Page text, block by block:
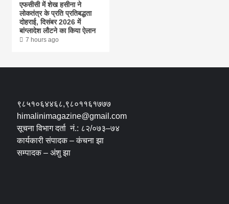
एफसीसी में शेख हसीना ने
लोकतंत्र के प्रति प्रतिबद्धता
दोहराई, दिसंबर 2026 में
बांग्लादेश लौटने का किया ऐलान
7 hours ago
९८५१०६४४६८,९८०११६१७७७
himalinimagazine@gmail.com
सूचना विभाग दर्ता नं.: ८२/०७३–७४
कार्यकारी संपादक – कंचना झा
सम्पादक – अंशु झा